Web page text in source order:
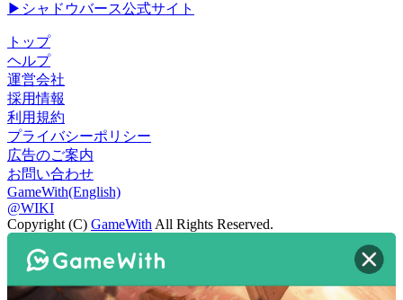
▶シャドウバース公式サイト
トップ
ヘルプ
運営会社
採用情報
利用規約
プライバシーポリシー
広告のご案内
お問い合わせ
GameWith(English)
@WIKI
Copyright (C) GameWith All Rights Reserved.